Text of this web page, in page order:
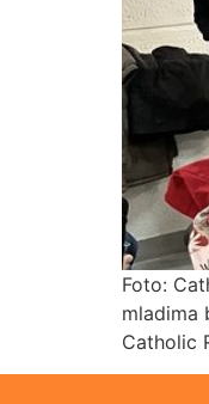
Foto:
mladima
Catholic